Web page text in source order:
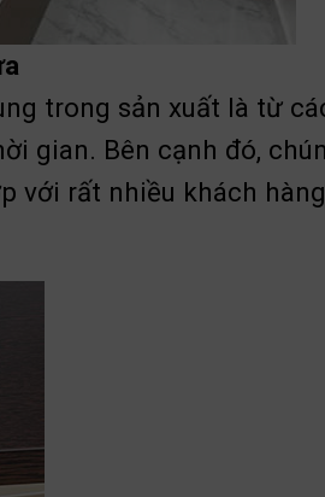
trong sản xuất là từ
gian. Bên cạnh đó,
với rất nhiều khách